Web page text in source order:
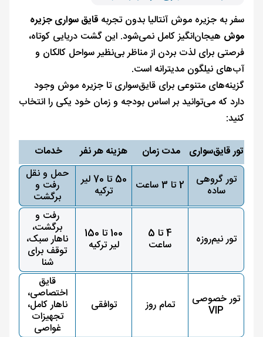
سفر به جزیره موش آنتالیا بدون تجربه قایق سواری جزیره
موش هیجان‌انگیز کامل نمی‌شود. این گشت دریایی کوتاه،
فرصتی برای لذت بردن از مناظر بی‌نظیر سواحل کالکان و
آب‌های نیلگون مدیترانه است.
گزینه‌های متنوعی برای قایق‌سواری تا جزیره موش وجود
دارد که می‌توانید بر اساس بودجه و زمان خود یکی را انتخاب
کنید:
تور قایق‌سواری مدت زمان هزینه هر نفر
خدمات
تور گروهی
ساده 2 تا 3 ساعت 50 تا 70 لیر
ترکیه
حمل و نقل
رفت و
برگشت
تور نیم‌روزه 4 تا 5
ساعت
100 تا 150
لیر ترکیه
رفت و
برگشت،
ناهار سبک،
توقف برای
شنا
تور خصوصی
VIP تمام روز توافقی
قایق
اختصاصی،
ناهار کامل،
تجهیزات
غواصی